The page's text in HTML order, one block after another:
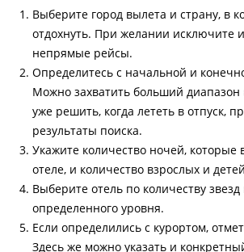
Выберите город вылета и страну, в
отдохнуть. При желании исключите
непрямые рейсы.
Определитесь с начальной и
Можно захватить больший
уже решить, когда лететь в отпуск,
результаты поиска.
Укажите количество ночей, которые
отеле, и количество взрослых и
Выберите отель по количеству
определенного уровня.
Если определились с курортом,
Здесь же можно указать и